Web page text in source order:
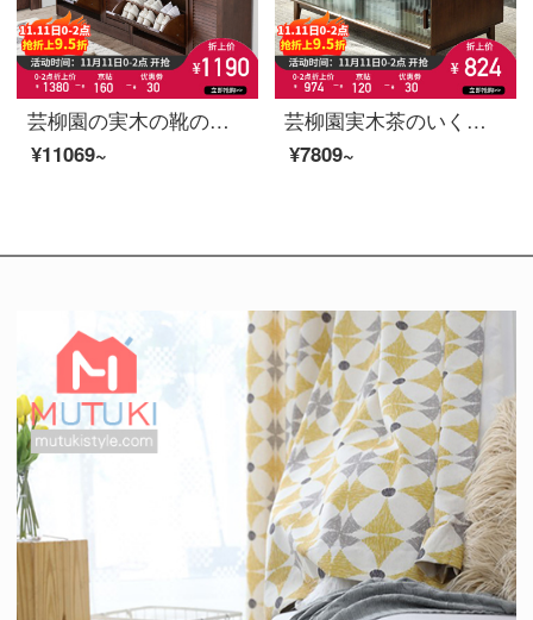
芸柳園の実木の靴の箱の大容量のベランダの物置棚の多機能はひっくり返して闘って家の玄関の戸口の戸棚の33 cmの3がひっくり返って扉-胡桃色を持ちます
¥11069~
芸柳園実木茶のいくつかの小さな部屋型客間茶何テーブルかの家庭用簡単なテーブルの現代的なお茶テーブルの胡桃色茶テーブル
¥7809~